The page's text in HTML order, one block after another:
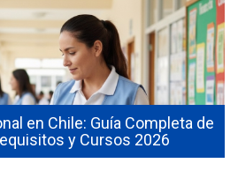
¿Qué funciones cumple un
en Chile?